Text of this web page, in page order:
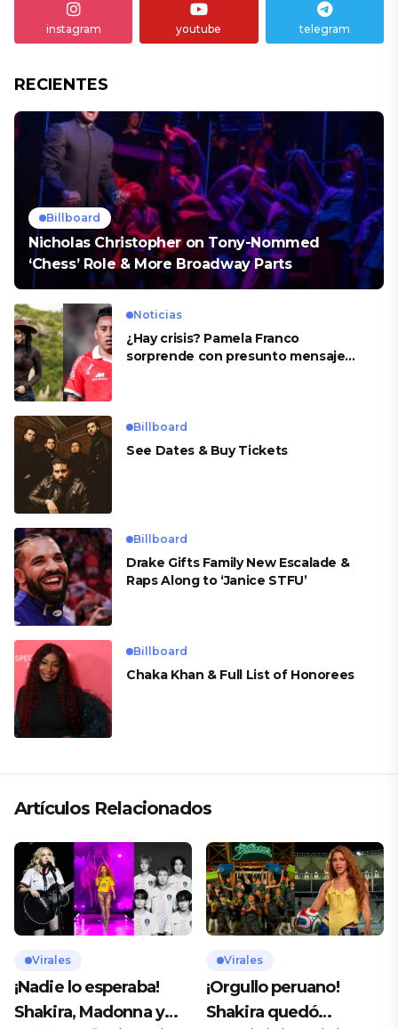
instagram youtube telegram
RECIENTES
Billboard
Nicholas Christopher on Tony-Nommed
‘Chess’ Role & More Broadway Parts
Noticias
¿Hay crisis? Pamela Franco
sorprende con presunto mensaje
Billboard
See Dates & Buy Tickets
Billboard
Drake Gifts Family New Escalade &
Raps Along to ‘Janice STFU’
Billboard
Chaka Khan & Full List of Honorees
Artículos Relacionados
Virales
¡Nadie lo esperaba!
Shakira, Madonna y
Virales
¡Orgullo peruano!
Shakira quedó